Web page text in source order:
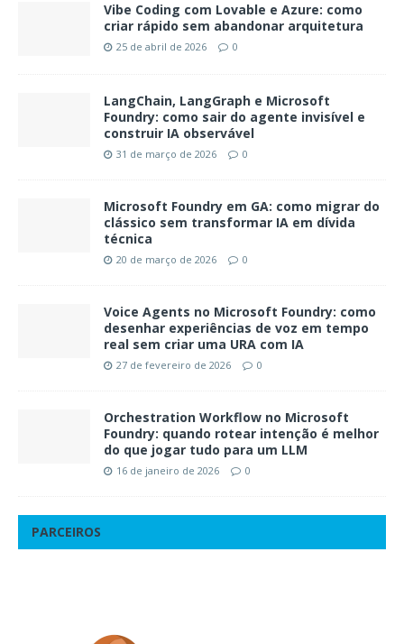
Vibe Coding com Lovable e Azure: como
criar rápido sem abandonar arquitetura
25 de abril de 2026 0
LangChain, LangGraph e Microsoft
Foundry: como sair do agente invisível e
construir IA observável
31 de março de 2026 0
Microsoft Foundry em GA: como migrar do
clássico sem transformar IA em dívida
técnica
20 de março de 2026 0
Voice Agents no Microsoft Foundry: como
desenhar experiências de voz em tempo
real sem criar uma URA com IA
27 de fevereiro de 2026 0
Orchestration Workflow no Microsoft
Foundry: quando rotear intenção é melhor
do que jogar tudo para um LLM
16 de janeiro de 2026 0
PARCEIROS